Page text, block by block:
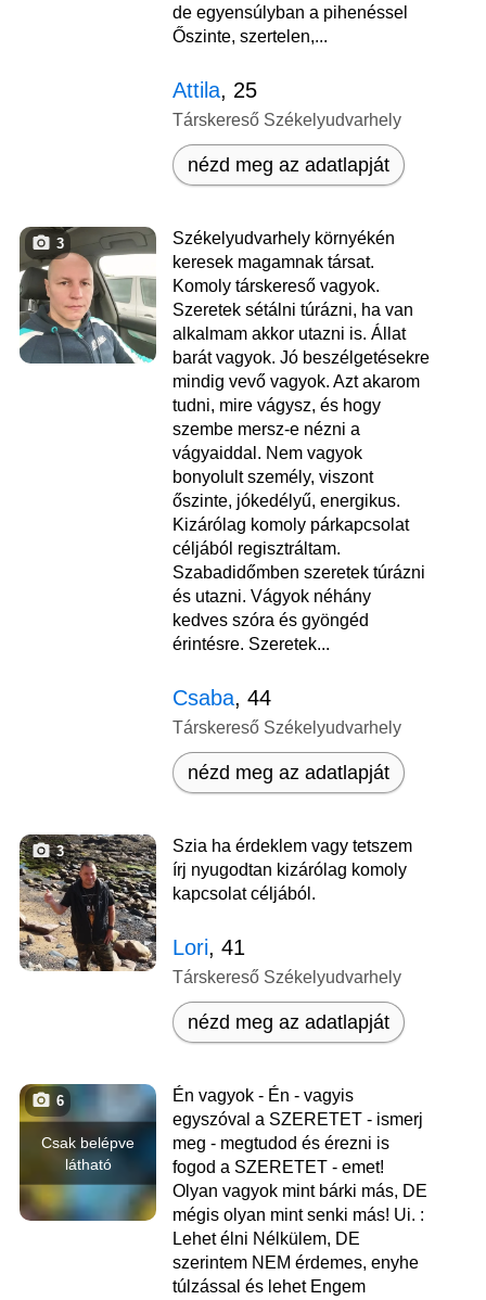
de egyensúlyban a pihenéssel
Őszinte, szertelen,...
Attila, 25
Társkereső Székelyudvarhely
nézd meg az adatlapját
3
Székelyudvarhely környékén
keresek magamnak társat.
Komoly társkereső vagyok.
Szeretek sétálni túrázni, ha van
alkalmam akkor utazni is. Állat
barát vagyok. Jó beszélgetésekre
mindig vevő vagyok. Azt akarom
tudni, mire vágysz, és hogy
szembe mersz-e nézni a
vágyaiddal. Nem vagyok
bonyolult személy, viszont
őszinte, jókedélyű, energikus.
Kizárólag komoly párkapcsolat
céljából regisztráltam.
Szabadidőmben szeretek túrázni
és utazni. Vágyok néhány
kedves szóra és gyöngéd
érintésre. Szeretek...
Csaba, 44
Társkereső Székelyudvarhely
nézd meg az adatlapját
3
Szia ha érdeklem vagy tetszem
írj nyugodtan kizárólag komoly
kapcsolat céljából.
Lori, 41
Társkereső Székelyudvarhely
nézd meg az adatlapját
Csak belépve
látható
6
Én vagyok - Én - vagyis
egyszóval a SZERETET - ismerj
meg - megtudod és érezni is
fogod a SZERETET - emet!
Olyan vagyok mint bárki más, DE
mégis olyan mint senki más! Ui. :
Lehet élni Nélkülem, DE
szerintem NEM érdemes, enyhe
túlzással és lehet Engem